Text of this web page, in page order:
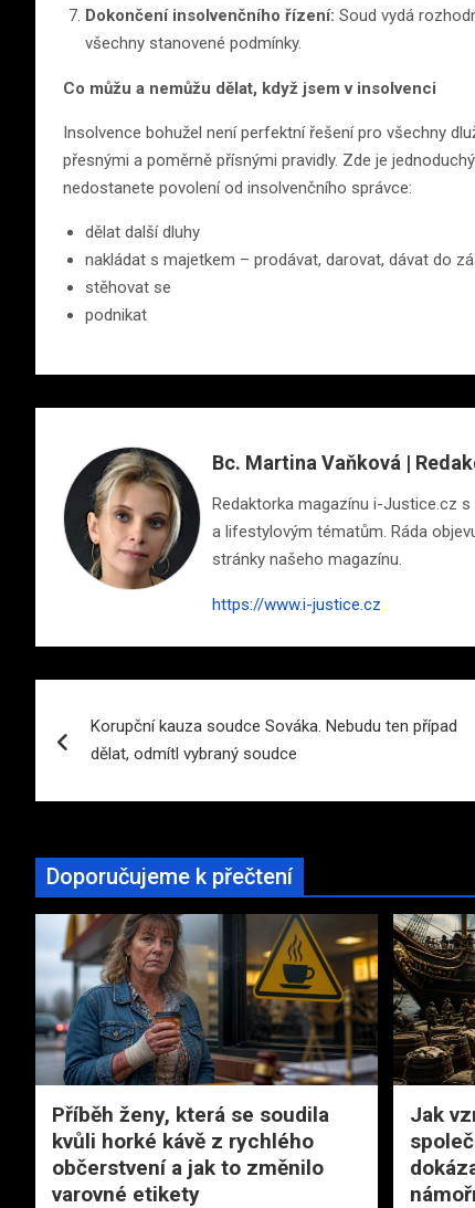
Dokončení insolvenčního řízení: Soud vydá
všechny stanovené podmínky.
Co můžu a nemůžu dělat, když jsem v insolvenci
Insolvence bohužel není perfektní řešení pro všechny
přesnými a poměrně přísnými pravidly. Zde je
nedostanete povolení od insolvenčního správce:
dělat další dluhy
nakládat s majetkem – prodávat, darovat, dávat do
stěhovat se
podnikat
Bc. Martina Vaňková |
Redaktorka magazínu i-Justice.cz
a lifestylovým tématům. Ráda
stránky našeho magazínu.
https://www.i-justice.cz
pro
příspěvek
Korupční kauza soudce Sováka. Nebudu ten případ
dělat, odmítl vybraný soudce
Doporučujeme k přečtení
Příběh ženy, která se soudila
kvůli horké kávě z rychlého
občerstvení a jak to změnilo
varovné etikety
Jak